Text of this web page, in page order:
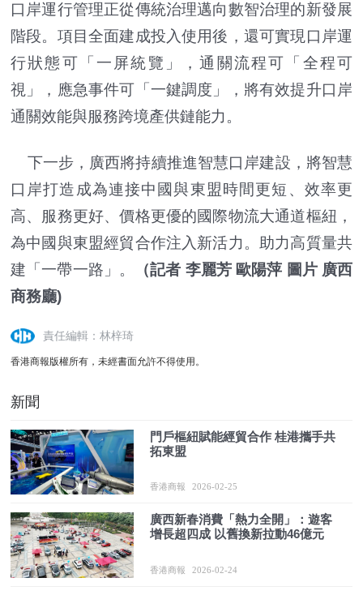
口岸運行管理正從傳統治理邁向數智治理的新發展
階段。項目全面建成投入使用後，還可實現口岸運
行狀態可「一屏統覽」，通關流程可「全程可
視」，應急事件可「一鍵調度」，將有效提升口岸
通關效能與服務跨境產供鏈能力。
下一步，廣西將持續推進智慧口岸建設，將智慧
口岸打造成為連接中國與東盟時間更短、效率更
高、服務更好、價格更優的國際物流大通道樞紐，
為中國與東盟經貿合作注入新活力。助力高質量共
建「一帶一路」。
（記者 李麗芳 歐陽萍 圖片 廣西
商務廳)
責任編輯：林梓琦
香港商報版權所有，未經書面允許不得使用。
新聞
門戶樞紐賦能經貿合作 桂港攜手共
拓東盟
香港商報 2026-02-25
廣西新春消費「熱力全開」：遊客
增長超四成 以舊換新拉動46億元
香港商報 2026-02-24